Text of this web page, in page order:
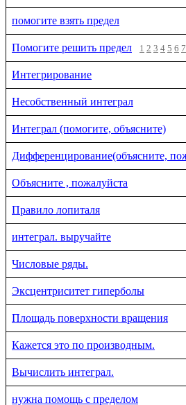
помогите взять предел
Помогите решить предел
1 2 3 4 5 6 7
Интегрирование
Несобственный интеграл
Интеграл (помогите, объясните)
Дифференцирование(объясните,
Объясните , пожалуйста
Правило лопиталя
интеграл. выручайте
Числовые ряды.
Эксцентриситет гиперболы
Площадь поверхности вращения
Кажется это по производным.
Вычислить интеграл.
нужна помощь с пределом